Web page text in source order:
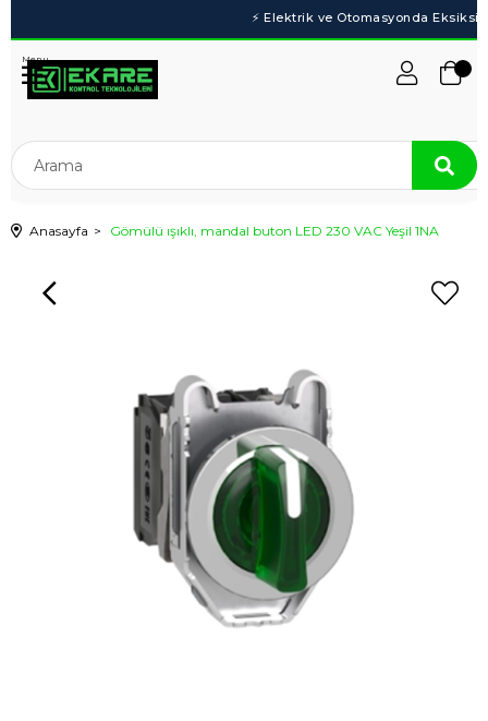
Menu
Anasayfa Gömülü ışıklı, mandal buton LED 230 VAC Yeşil 1NA